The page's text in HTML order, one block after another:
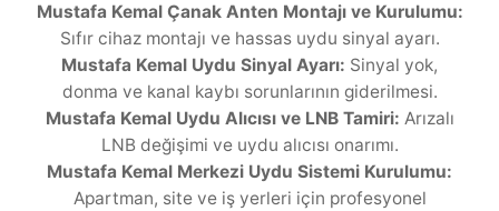
Mustafa Kemal Çanak Anten Montajı ve Kurulumu:
Sıfır cihaz montajı ve hassas uydu sinyal ayarı.
Mustafa Kemal Uydu Sinyal Ayarı: Sinyal yok,
donma ve kanal kaybı sorunlarının giderilmesi.
Mustafa Kemal Uydu Alıcısı ve LNB Tamiri: Arızalı
LNB değişimi ve uydu alıcısı onarımı.
Mustafa Kemal Merkezi Uydu Sistemi Kurulumu:
Apartman, site ve iş yerleri için profesyonel